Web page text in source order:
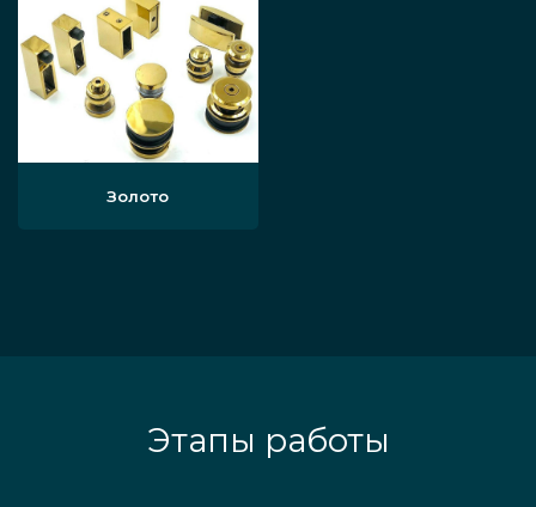
Золото
Этапы работы